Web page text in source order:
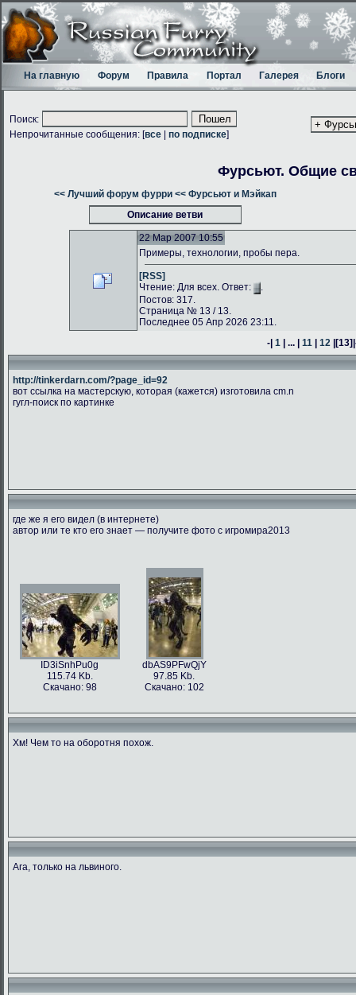
На главную Форум Правила Портал Галерея Блоги
Поиск:
Непрочитанные сообщения: [все по подписке]
Фурсьют. Общие
<< Лучший форум фурри << Фурсьют и Мэйкап
Описание ветви
22 Мар 2007 10:55
Примеры, технологии, пробы пера.
[RSS]
Чтение: Для всех. Ответ:
.
Постов: 317.
Страница № 13 / 13.
Последнее 05 Апр 2026 23:11.
-|1 | ... |11 |12 |[13]
http://tinkerdarn.com/?page_id=92
вот ссылка на мастерскую, которая (кажется) изготовила cm.n
гугл-поиск по картинке
где же я его видел (в интернете)
автор или те кто его знает — получите фото с игромира2013
ID3iSnhPu0g
115.74 Kb.
Скачано: 98
dbAS9PFwQjY
97.85 Kb.
Скачано: 102
Хм! Чем то на оборотня похож.
Ага, только на львиного.